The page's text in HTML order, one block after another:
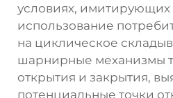
условиях,
использование
на циклическое
шарнирные механизмы
открытия и закрытия,
потенциальные точки